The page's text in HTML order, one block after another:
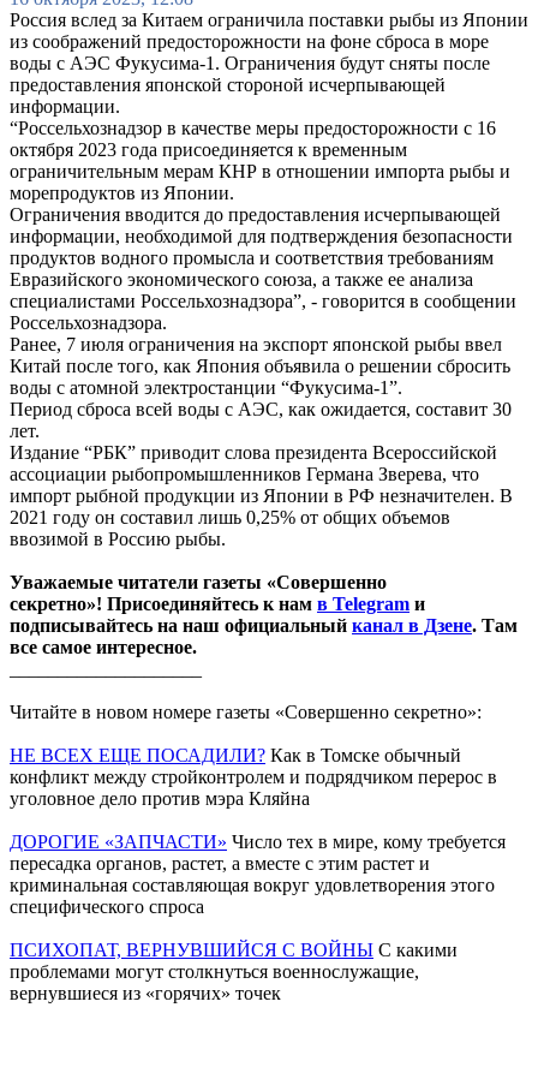
Россия вслед за Китаем ограничила поставки рыбы из Японии
из соображений предосторожности на фоне сброса в море
воды с АЭС Фукусима-1. Ограничения будут сняты после
предоставления японской стороной исчерпывающей
информации.
“Россельхознадзор в качестве меры предосторожности с 16
октября 2023 года присоединяется к временным
ограничительным мерам КНР в отношении импорта рыбы и
морепродуктов из Японии.
Ограничения вводится до предоставления исчерпывающей
информации, необходимой для подтверждения безопасности
продуктов водного промысла и соответствия требованиям
Евразийского экономического союза, а также ее анализа
специалистами Россельхознадзора”, - говорится в сообщении
Россельхознадзора.
Ранее, 7 июля ограничения на экспорт японской рыбы ввел
Китай после того, как Япония объявила о решении сбросить
воды с атомной электростанции “Фукусима-1”.
Период сброса всей воды с АЭС, как ожидается, составит 30
лет.
Издание “РБК” приводит слова президента Всероссийской
ассоциации рыбопромышленников Германа Зверева, что
импорт рыбной продукции из Японии в РФ незначителен. В
2021 году он составил лишь 0,25% от общих объемов
ввозимой в Россию рыбы.
Уважаемые читатели газеты «Совершенно
секретно»! Присоединяйтесь к нам в Telegram и
подписывайтесь на наш официальный канал в Дзене. Там
все самое интересное.
Читайте в новом номере газеты «Совершенно секретно»:
НЕ ВСЕХ ЕЩЕ ПОСАДИЛИ? Как в Томске обычный
конфликт между стройконтролем и подрядчиком перерос в
уголовное дело против мэра Кляйна
ДОРОГИЕ «ЗАПЧАСТИ» Число тех в мире, кому требуется
пересадка органов, растет, а вместе с этим растет и
криминальная составляющая вокруг удовлетворения этого
специфического спроса
ПСИХОПАТ, ВЕРНУВШИЙСЯ С ВОЙНЫ С какими
проблемами могут столкнуться военнослужащие,
вернувшиеся из «горячих» точек